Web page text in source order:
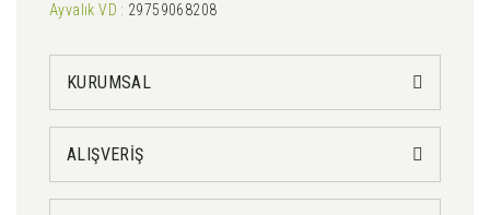
Ayvalık VD : 29759068208
KURUMSAL
ALIŞVERİŞ